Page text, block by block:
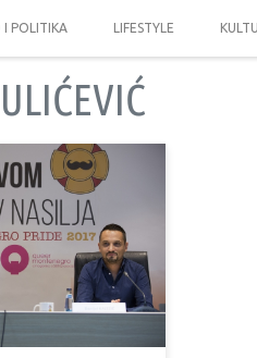
I POLITIKA LIFESTYLE